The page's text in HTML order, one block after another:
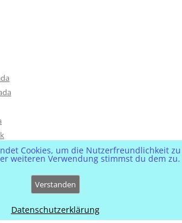
Cookies, um die Nutzerfreundlichkeit zu
weiteren Verwendung stimmst du dem zu.
Verstanden
Datenschutzerklärung